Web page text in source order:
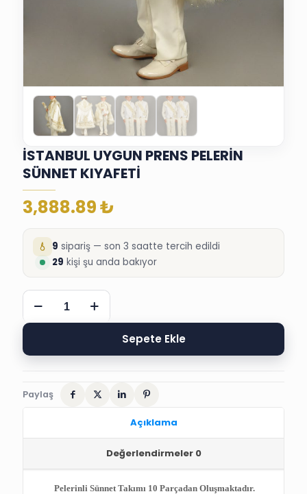
İSTANBUL UYGUN PRENS PELERİN
SÜNNET KIYAFETİ
3,888.89₺
9 sipariş — son 3 saatte tercih edildi
29 kişi şu anda bakıyor
İSTANBUL
UYGUN
PRENS
SÜNNET
Sepete Ekle
Paylaş
Açıklama
Değerlendirmeler 0
Pelerinli Sünnet Takımı 10 Parçadan Oluşmaktadır.